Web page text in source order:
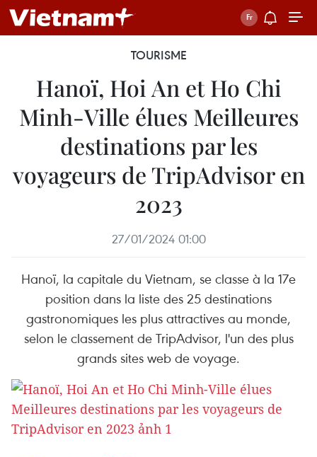
TOURISME
Hanoï, Hoi An et Ho Chi
Minh-Ville élues Meilleures
destinations par les
voyageurs de TripAdvisor en
2023
27/01/2024 01:00
Hanoï, la capitale du Vietnam, se classe à la 17e
position dans la liste des 25 destinations
gastronomiques les plus attractives au monde,
selon le classement de TripAdvisor, l'un des plus
grands sites web de voyage.